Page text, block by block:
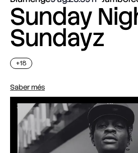
Sunday
Sundayz
+18
Saber més